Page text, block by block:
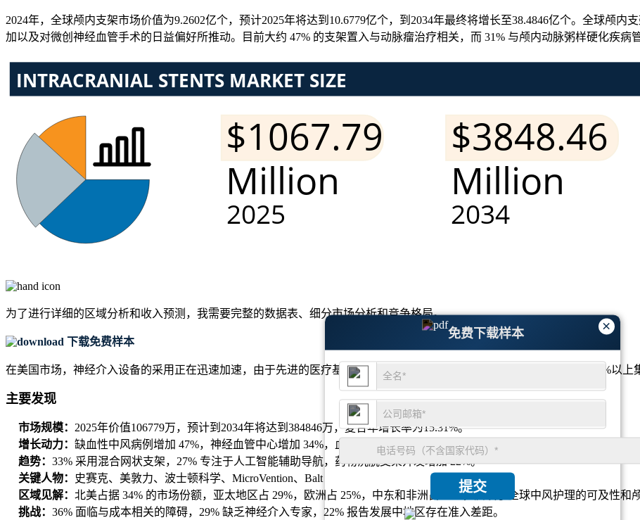
×
免费下载样本
提交
2024年，全球颅内支架市场价值为9.2602亿个，预计2025年将达到10.6779亿个，到2034年最终将增长至38.4846亿个。全球颅
加以及对微创神经血管手术的日益偏好所推动。目前大约 47% 的支架置入与动脉瘤治疗相关，而 31% 与颅内动脉粥样硬化疾病
为了进行详细的区域分析和收入预测，我需要完整的数据表、细分市场分析和竞争格局。
下载免费样本
在美国市场，神经介入设备的采用正在迅速加速，由于先进的医疗基础设施和有利的报销框架，全球颅内支架使用量的28%以上
主要发现
市场规模： 2025年价值106779万，预计到2034年将达到384846万，复合年增长率为15.31%。
增长动力： 缺血性中风病例增加 47%，神经血管中心增加 34%，血管内治疗意识增加 28%。
趋势： 33% 采用混合网状支架，27% 专注于人工智能辅助导航，药物洗脱支架开发增加 22%。
关键人物：
史赛克、美敦力、波士顿科学、MicroVention、Balt
区域见解： 北美占据 34% 的市场份额，亚太地区占 29%，欧洲占 25%，中东和非洲占 12%，反映了全球中风护理的可及性和
挑战： 36% 面临与成本相关的障碍，29% 缺乏神经介入专家，22% 报告发展中地区存在准入差距。